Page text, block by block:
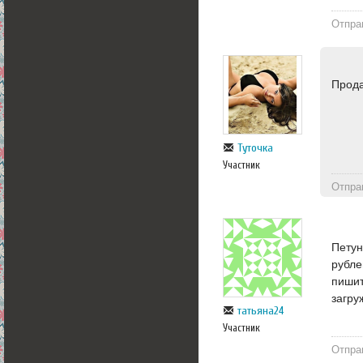
Туточка
Участник
татьяна24
Участник